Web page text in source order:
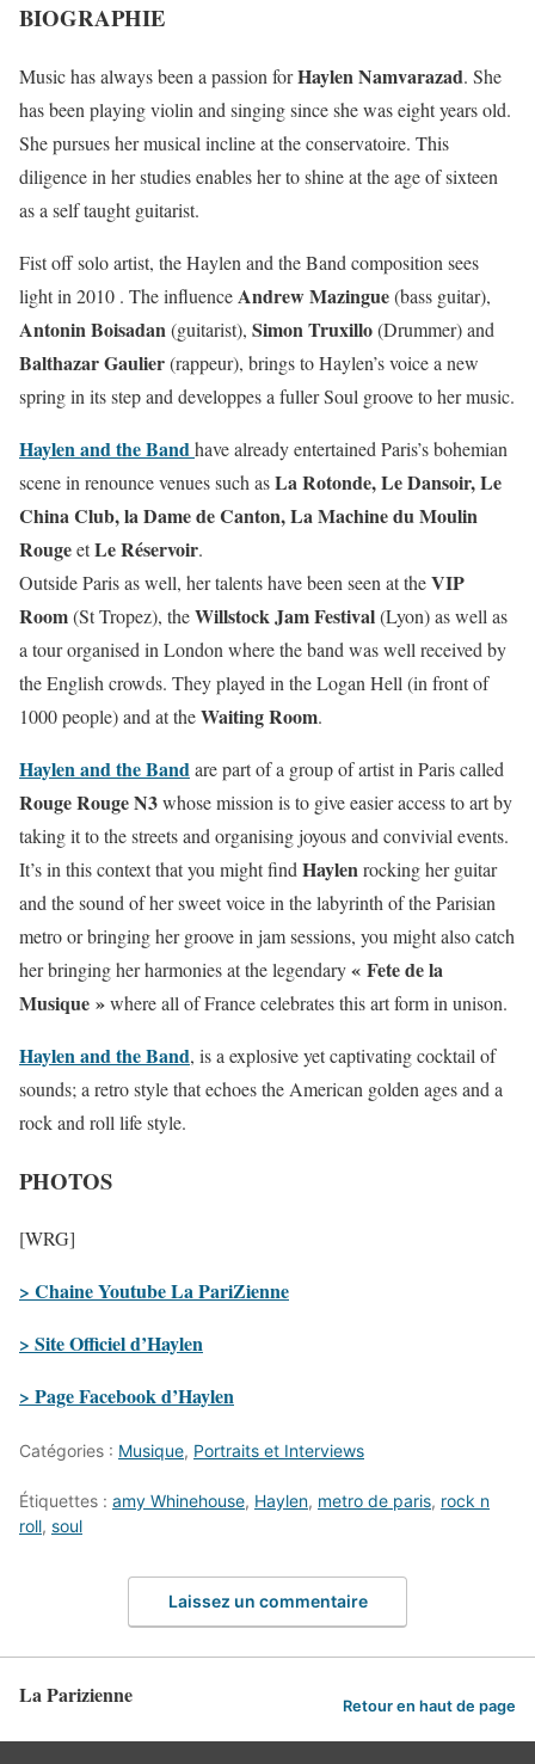
BIOGRAPHIE
Music has always been a passion forHaylen Namvarazad. She
has been playing violin and singing since she was eight years old.
She pursues her musical incline at the conservatoire. This
diligence in her studies enables her to shine at the age of sixteen
as a self taught guitarist.
Fist off solo artist, the Haylen and the Band composition sees
light in 2010 . The influenceAndrew Mazingue(bass guitar),
Antonin Boisadan(guitarist), Simon Truxillo(Drummer) and
Balthazar Gaulier(rappeur), brings to Haylen’s voice a new
spring in its step and developpes a fuller Soul groove to her music.
Haylen and the Bandhave already entertained Paris’s bohemian
scene in renounce venues such asLa Rotonde, Le Dansoir, Le
China Club, la Dame de Canton, La Machine du Moulin
RougeetLe Réservoir.
Outside Paris as well, her talents have been seen at theVIP
Room(St Tropez), theWillstock Jam Festival(Lyon) as well as
a tour organised in London where the band was well received by
the English crowds. They played in the Logan Hell (in front of
1000 people) and at theWaiting Room.
Haylen and the Bandare part of a group of artist in Paris called
Rouge Rouge N3whose mission is to give easier access to art by
taking it to the streets and organising joyous and convivial events.
It’s in this context that you might find Haylenrocking her guitar
and the sound of her sweet voice in the labyrinth of the Parisian
metro or bringing her groove in jam sessions, you might also catch
her bringing her harmonies at the legendary« Fete de la
Musique »where all of France celebrates this art form in unison.
Haylen and the Band, is a explosive yet captivating cocktail of
sounds; a retro style that echoes the American golden ages and a
rock and roll life style.
PHOTOS
[WRG]
> Chaine Youtube La PariZienne
> Site Officiel d’Haylen
> Page Facebook d’Haylen
Catégories : Musique, Portraits et Interviews
Étiquettes : amy Whinehouse, Haylen, metro de paris, rock n
roll, soul
Laissez un commentaire
La Parizienne Retour en haut de page